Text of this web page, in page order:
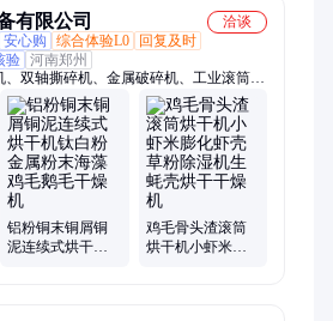
有限公司
洽谈
安心购 综合体验L0
回复及时
验 河南郑州
双轴撕碎机、金属破碎机、工业滚筒烘
、多功能粉碎机、连续式工业矿粉矿渣烘
猪毛动物毛干燥机、锯末刨花泡沫颗粒烘
工粉烘干机、矿石滚筒烘干机、粉煤灰滚
干机、沙子滚筒烘干机、煤泥煤泥滚筒烘
干机、矿渣铁粉干燥机、移动粮食烘干
机、商用炒货机、农业黑水莽虫草鸡粪脱
铝粉铜末铜屑铜
泥连续式烘干机
鸡毛骨头渣滚筒
烘干机小虾米膨